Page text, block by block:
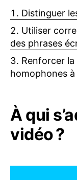
Distinguer
Utiliser
des phrases
Renforcer
homophones
À qui
vidéo ?